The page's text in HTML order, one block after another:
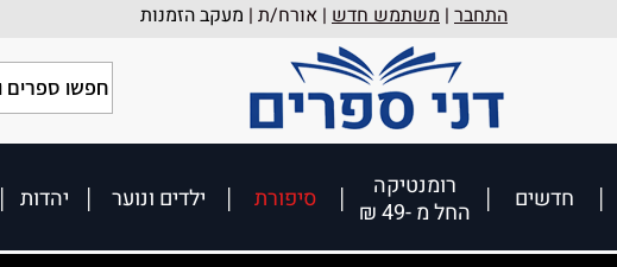
התחבר | משתמש חדש | אורח/ת | מעקב הזמנות
חדשים
רומנטיקה
החל מ -49 ₪
סיפורת ילדים ונוער יהדות